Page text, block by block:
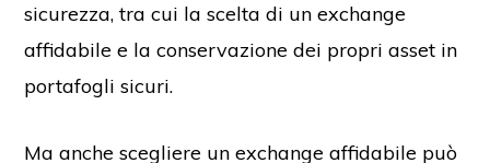
sicurezza, tra cui la scelta di un exchange
affidabile e la conservazione dei propri asset in
portafogli sicuri.
Ma anche scegliere un exchange affidabile può